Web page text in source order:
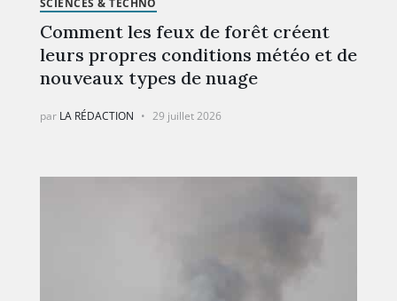
SCIENCES & TECHNO
Comment les feux de forêt créent
leurs propres conditions météo et de
nouveaux types de nuage
par LA RÉDACTION 29 juillet 2026